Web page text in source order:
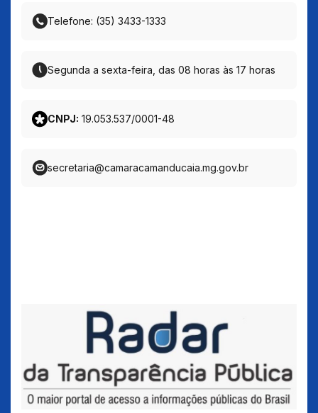
Telefone: (35) 3433-1333
Segunda a sexta-feira, das 08 horas às 17 horas
CNPJ: 19.053.537/0001-48
secretaria@camaracamanducaia.mg.gov.br